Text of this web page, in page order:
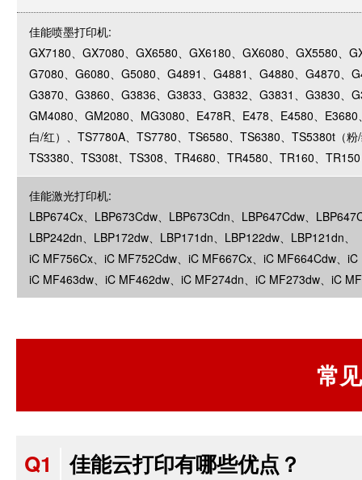
佳能喷墨打印机:
GX7180、GX7080、GX6580、GX6180、GX6080、GX5580、
G7080、G6080、G5080、G4891、G4881、G4880、G4870、
G3870、G3860、G3836、G3833、G3832、G3831、G3830、
GM4080、GM2080、MG3080、E478R、E478、E4580、
白/红）、TS7780A、TS7780、TS6580、TS6380、TS5380t（
TS3380、TS308t、TS308、TR4680、TR4580、TR160、TR150
佳能激光打印机:
LBP674Cx、LBP673Cdw、LBP673Cdn、LBP647Cdw、
LBP242dn、LBP172dw、LBP171dn、LBP122dw、LBP121dn、
iC MF756Cx、iC MF752Cdw、iC MF667Cx、iC MF664Cdw、
iC MF463dw、iC MF462dw、iC MF274dn、iC MF273dw、iC
常
Q1 佳能云打印有哪些优点？